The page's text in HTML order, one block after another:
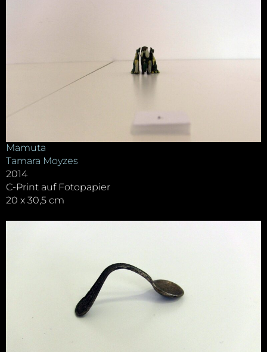
Mamuta
Tamara Moyzes
2014
C-Print auf Fotopapier
20 x 30,5 cm